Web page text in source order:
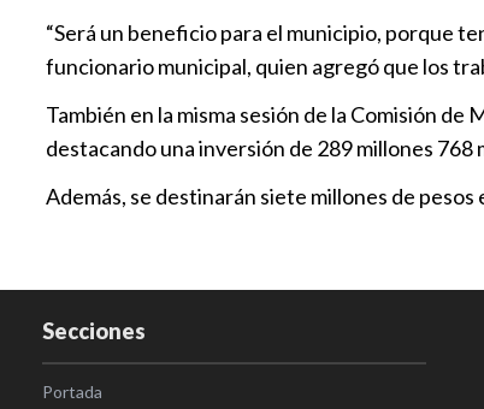
“Será un beneficio para el municipio, porque
funcionario municipal, quien agregó que los
También en la misma sesión de la Comisión
destacando una inversión de 289 millones 768
Además, se destinarán siete millones de
Secciones
Portada